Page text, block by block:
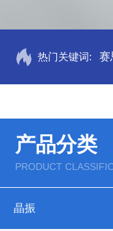
热门关键词: 赛
产品分类
PRODUCT
晶振